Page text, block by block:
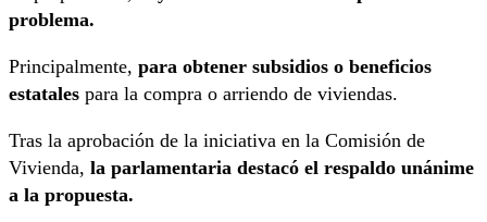
problema.
Principalmente, para obtener subsidios o beneficios
estatales para la compra o arriendo de viviendas.
Tras la aprobación de la iniciativa en la Comisión de
Vivienda, la parlamentaria destacó el respaldo unánime
a la propuesta.